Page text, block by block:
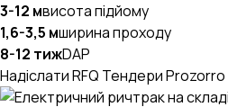
Послуги
Prozorro AI
Категорії
3-12 мвисота підйому
1,6-3,5 мширина проходу
8-12 тижDAP
Надіслати RFQ Тендери Prozorro